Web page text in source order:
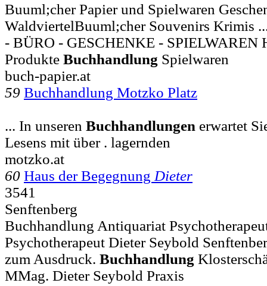
Buuml;cher Papier und Spielwaren
WaldviertelBuuml;cher Souvenirs Krimis
- BÜRO - GESCHENKE - SPIELWAREN
Produkte Buchhandlung Spielwaren
buch-papier.at
59 Buchhandlung Motzko Platz
... In unseren Buchhandlungen erwartet
Lesens mit über . lagernden
motzko.at
60 Haus der Begegnung Dieter
3541
Senftenberg
Buchhandlung Antiquariat
Psychotherapeut Dieter Seybold
zum Ausdruck. Buchhandlung
MMag. Dieter Seybold Praxis